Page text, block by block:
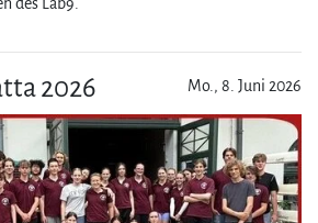
Mo., 8. Juni 2026
2026